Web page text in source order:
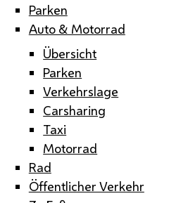
Parken
Auto & Motorrad
Übersicht
Parken
Verkehrslage
Carsharing
Taxi
Motorrad
Rad
Öffentlicher Verkehr